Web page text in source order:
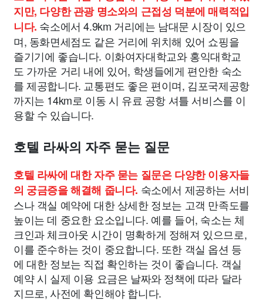
지만, 다양한 관광 명소와의 근접성 덕분에 매력적입
니다. 숙소에서 4.9km 거리에는 남대문 시장이 있으
며, 동화면세점도 같은 거리에 위치해 있어 쇼핑을
즐기기에 좋습니다. 이화여자대학교와 홍익대학교
도 가까운 거리 내에 있어, 학생들에게 편안한 숙소
를 제공합니다. 교통편도 좋은 편이며, 김포국제공항
까지는 14km로 이동 시 유료 공항 셔틀 서비스를 이
용할 수 있습니다.
호텔 라싸의 자주 묻는 질문
호텔 라싸에 대한 자주 묻는 질문은 다양한 이용자들
의 궁금증을 해결해 줍니다. 숙소에서 제공하는 서비
스나 객실 예약에 대한 상세한 정보는 고객 만족도를
높이는 데 중요한 요소입니다. 예를 들어, 숙소는 체
크인과 체크아웃 시간이 명확하게 정해져 있으므로,
이를 준수하는 것이 중요합니다. 또한 객실 옵션 등
에 대한 정보는 직접 확인하는 것이 좋습니다. 객실
예약 시 실제 이용 요금은 날짜와 정책에 따라 달라
지므로, 사전에 확인해야 합니다.